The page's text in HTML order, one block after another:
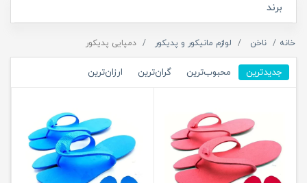
برند
خانه ناخن لوازم مانیکور و پدیکور دمپایی پدیکور
جدیدترین محبوب‌ترین گران‌ترین ارزان‌ترین